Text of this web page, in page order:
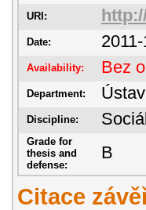
URI:
Date:
Availability: Bez
Department:
Discipline:
Grade for
thesis and
defense:
B
Citace